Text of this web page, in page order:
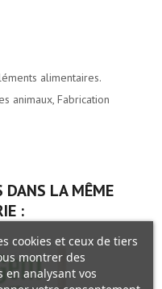
alimentaires.
animaux, Fabrication
DANS LA MÊME
:
cookies et ceux de tiers
montrer des
en analysant vos